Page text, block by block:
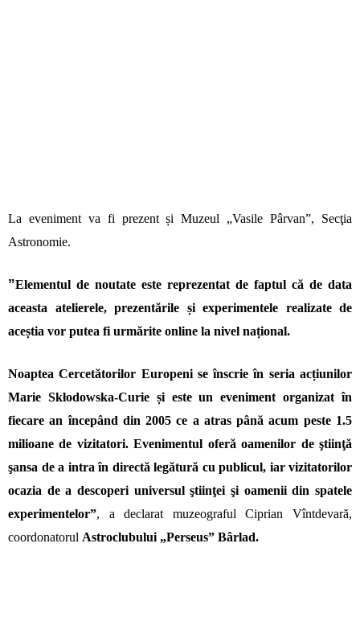
La eveniment va fi prezent și Muzeul „Vasile Pârvan”, Secţia
Astronomie.
”Elementul de noutate este reprezentat de faptul că de data
aceasta atelierele, prezentările și experimentele realizate de
aceștia vor putea fi urmărite online la nivel național.
Noaptea Cercetătorilor Europeni se înscrie în seria acțiunilor
Marie Skłodowska-Curie și este un eveniment organizat în
fiecare an începând din 2005 ce a atras până acum peste 1.5
milioane de vizitatori. Evenimentul oferă oamenilor de ştiinţă
şansa de a intra în directă legătură cu publicul, iar vizitatorilor
ocazia de a descoperi universul ştiinţei şi oamenii din spatele
experimentelor”, a declarat muzeograful Ciprian Vîntdevară,
coordonatorul Astroclubului „Perseus” Bârlad.